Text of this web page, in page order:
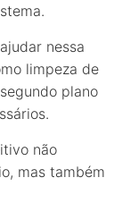
nessa
limpeza de
plano
não
mas também